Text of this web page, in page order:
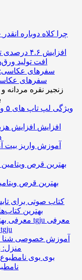
چرا کلاه دوباره انقدر
افت تولید
سفرهای
زنجیر نقره مردانه
۵ ویژگی لپ تاپ های
افزایش
آموزش واریز بیت
بهترین قرص
بهترین
معرفی
بهترین بونوس‌های فارکس در سایت tgju
آموزش خصوصی شنا
منزل:
بوی